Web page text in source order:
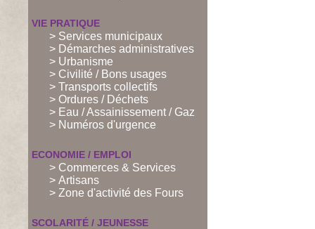
VIE PRATIQUE
> Services municipaux
> Démarches administratives
> Urbanisme
> Civilité / Bons usages
> Transports collectifs
> Ordures / Déchets
> Eau / Assainissement / Gaz
> Numéros d'urgence
ECONOMIE / EMPLOI
> Commerces & Services
> Artisans
> Zone d'activité des Fours
SCOLARITÉ / JEUNESSE